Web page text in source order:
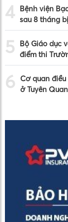
4 Bệnh viện
sau 8 tháng
5
Bộ Giáo dục
điểm thi
6
Cơ quan
ở Tuyên